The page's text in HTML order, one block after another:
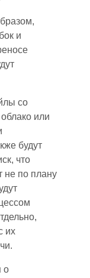
и
со
или
будут
что
не по плану
их
о